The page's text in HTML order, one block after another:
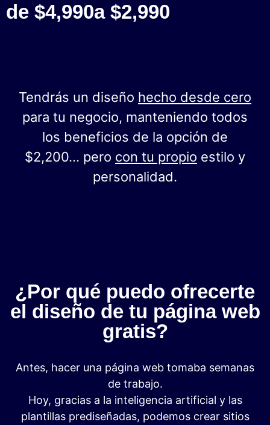
de $4,990a $2,990
Tendrás un diseño hecho desde cero
para tu negocio, manteniendo todos
los beneficios de la opción de
$2,200… pero con tu propio estilo y
personalidad.
¿Por qué puedo ofrecerte
el diseño de tu página web
gratis?
Antes, hacer una página web tomaba semanas
de trabajo.
Hoy, gracias a la inteligencia artificial y las
plantillas prediseñadas, podemos crear sitios